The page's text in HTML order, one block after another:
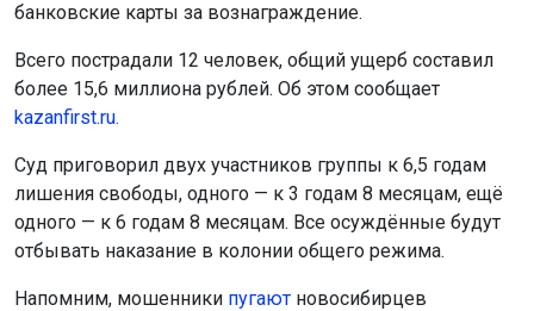
банковские карты за вознаграждение.
Всего пострадали 12 человек, общий ущерб составил
более 15,6 миллиона рублей. Об этом сообщает
kazanfirst.ru.
Суд приговорил двух участников группы к 6,5 годам
лишения свободы, одного — к 3 годам 8 месяцам, ещё
одного — к 6 годам 8 месяцам. Все осуждённые будут
отбывать наказание в колонии общего режима.
Напомним, мошенники пугают новосибирцев